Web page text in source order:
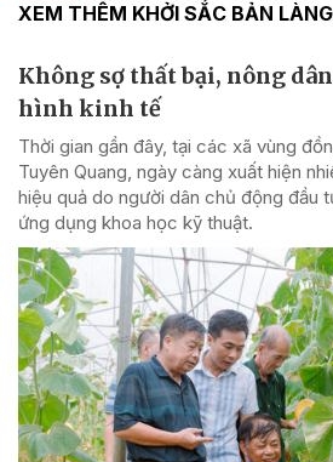
XEM THÊM KHỞI SẮC BẢN LÀNG
Không sợ thất bại, nông
hình kinh tế
Thời gian gần đây, tại các xã vùng
Tuyên Quang, ngày càng xuất hiện
hiệu quả do người dân chủ động đầu
ứng dụng khoa học kỹ thuật.